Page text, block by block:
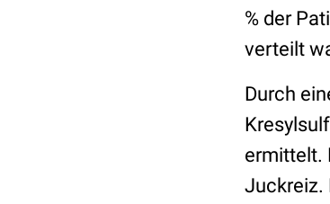
% der
verteilt
Durch
ermittelt.
Juckreiz.